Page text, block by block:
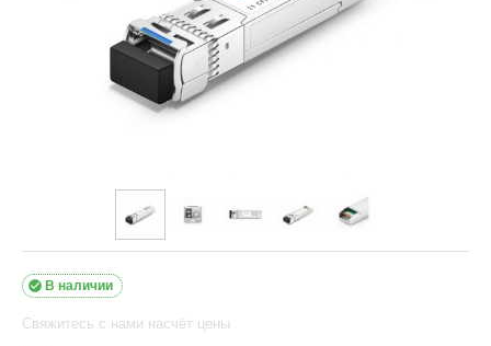
В наличии

Свяжитесь с нами насчёт цены